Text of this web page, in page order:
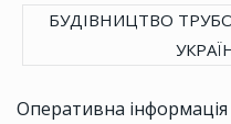
БУДІВНИЦТВО
Оперативна інформація